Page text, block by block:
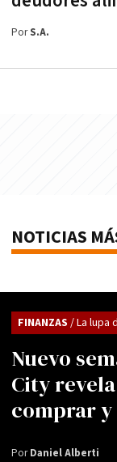
PorS.A.
NOTICIAS
Nuevo
City
comprar
FINANZAS / La lupa
PorDaniel Alberti